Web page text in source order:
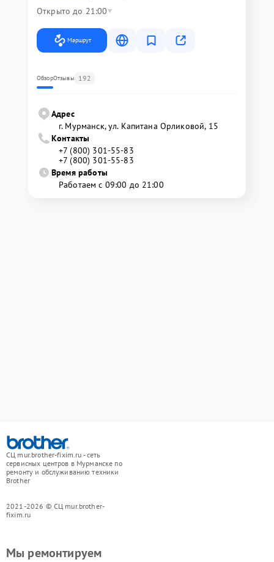
Открыто до 21:00
Маршрут
ОбзорОтзывы 192
Адрес
г. Мурманск, ул. Капитана Орликовой, 15
Контакты
+7 (800) 301-55-83
+7 (800) 301-55-83
Время работы
Работаем с 09:00 до 21:00
СЦ mur.brother-fixim.ru - сеть
сервисных центров в Мурманске по
ремонту и обслуживанию техники
Brother
2021-2026 © СЦ mur.brother-
fixim.ru
Мы ремонтируем